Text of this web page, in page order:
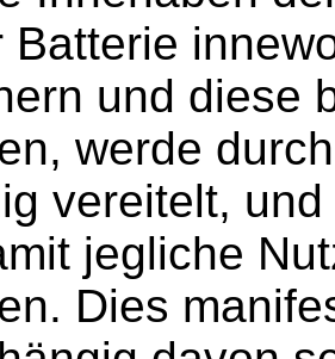
Batterie
und diese
werde
vereitelt,
jegliche
Dies